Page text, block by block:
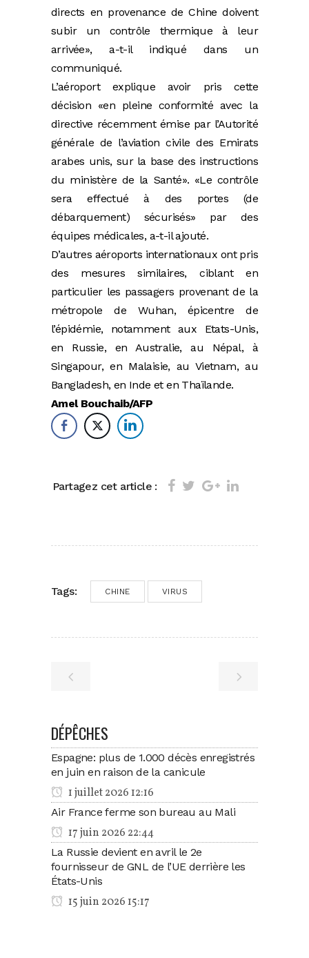
directs en provenance de Chine doivent
subir un contrôle thermique à leur
arrivée», a-t-il indiqué dans un
communiqué.
L’aéroport explique avoir pris cette
décision «en pleine conformité avec la
directive récemment émise par l’Autorité
générale de l’aviation civile des Emirats
arabes unis, sur la base des instructions
du ministère de la Santé». «Le contrôle
sera effectué à des portes (de
débarquement) sécurisés» par des
équipes médicales, a-t-il ajouté.
D’autres aéroports internationaux ont pris
des mesures similaires, ciblant en
particulier les passagers provenant de la
métropole de Wuhan, épicentre de
l’épidémie, notamment aux Etats-Unis,
en Russie, en Australie, au Népal, à
Singapour, en Malaisie, au Vietnam, au
Bangladesh, en Inde et en Thaïlande.
Amel Bouchaib/AFP
Partagez cet article :
Tags: CHINE VIRUS
DÉPÊCHES
Espagne: plus de 1.000 décès enregistrés
en juin en raison de la canicule
1 juillet 2026 12:16
Air France ferme son bureau au Mali
17 juin 2026 22:44
La Russie devient en avril le 2e
fournisseur de GNL de l’UE derrière les
États-Unis
15 juin 2026 15:17